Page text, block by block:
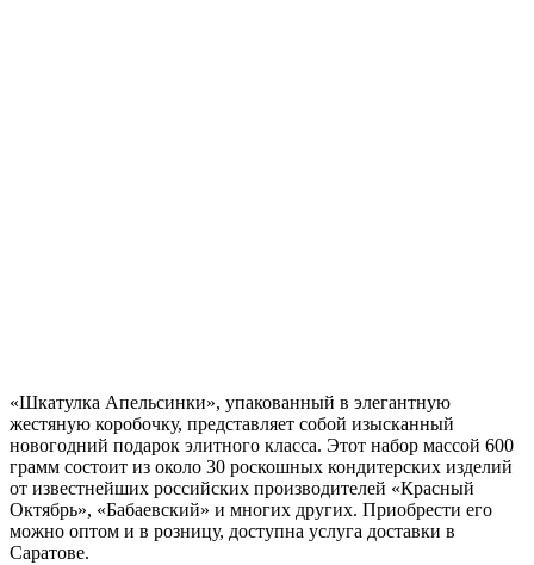
«Шкатулка Апельсинки», упакованный в элегантную
жестяную коробочку, представляет собой изысканный
новогодний подарок элитного класса. Этот набор массой 600
грамм состоит из около 30 роскошных кондитерских изделий
от известнейших российских производителей «Красный
Октябрь», «Бабаевский» и многих других. Приобрести его
можно оптом и в розницу, доступна услуга доставки в
Саратове.